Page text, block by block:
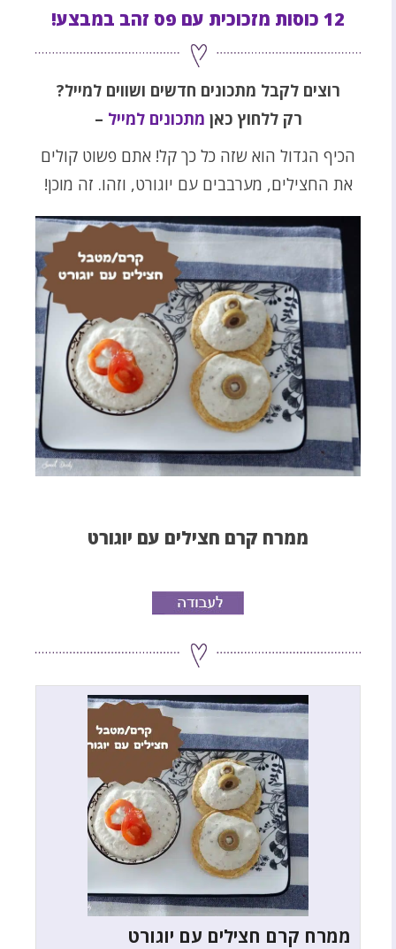
12 כוסות מזכוכית עם פס זהב במבצע!
רוצים לקבל מתכונים חדשים ושווים למייל?
רק ללחוץ כאן
– מתכונים למייל
הכיף הגדול הוא שזה כל כך קל! אתם פשוט קולים
את החצילים, מערבבים עם יוגורט, וזהו. זה מוכן!
ממרח קרם חצילים עם יוגורט
ממרח קרם חצילים עם יוגורט